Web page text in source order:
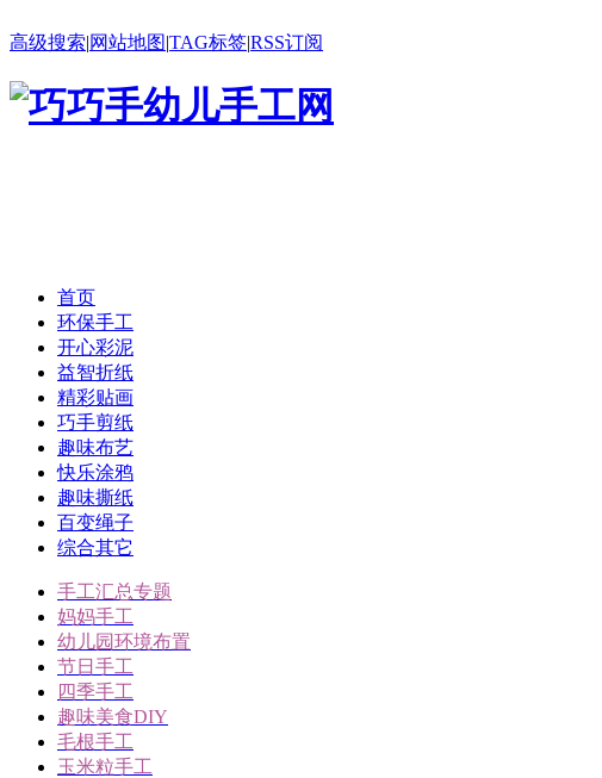
高级搜索|网站地图|TAG标签|RSS订阅
首页
环保手工
开心彩泥
益智折纸
精彩贴画
巧手剪纸
趣味布艺
快乐涂鸦
趣味撕纸
百变绳子
综合其它
手工汇总专题
妈妈手工
幼儿园环境布置
节日手工
四季手工
趣味美食DIY
毛根手工
玉米粒手工